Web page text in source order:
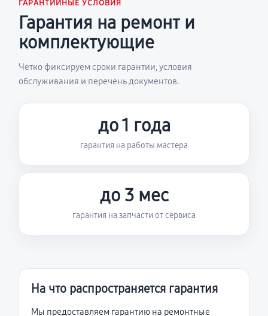
ГАРАНТИЙНЫЕ УСЛОВИЯ
Гарантия на ремонт и
комплектующие
Четко фиксируем сроки гарантии, условия
обслуживания и перечень документов.
до 1 года
гарантия на работы мастера
до 3 мес
гарантия на запчасти от сервиса
На что распространяется гарантия
Мы предоставляем гарантию на ремонтные